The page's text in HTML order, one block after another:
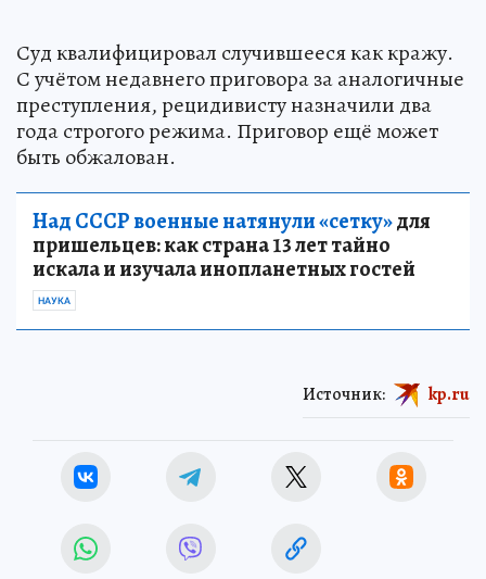
Суд квалифицировал случившееся как кражу.
С учётом недавнего приговора за аналогичные
преступления, рецидивисту назначили два
года строгого режима. Приговор ещё может
быть обжалован.
Над СССР военные натянули «сетку»для
пришельцев: как страна 13 лет тайно
искала и изучала инопланетных гостей
НАУКА
Источник: kp.ru